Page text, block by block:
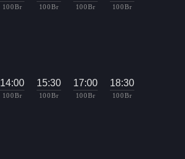
100 Br 100 Br 100 Br 100 Br
14:00
100 Br
15:30
100 Br
17:00
100 Br
18:30
100 Br